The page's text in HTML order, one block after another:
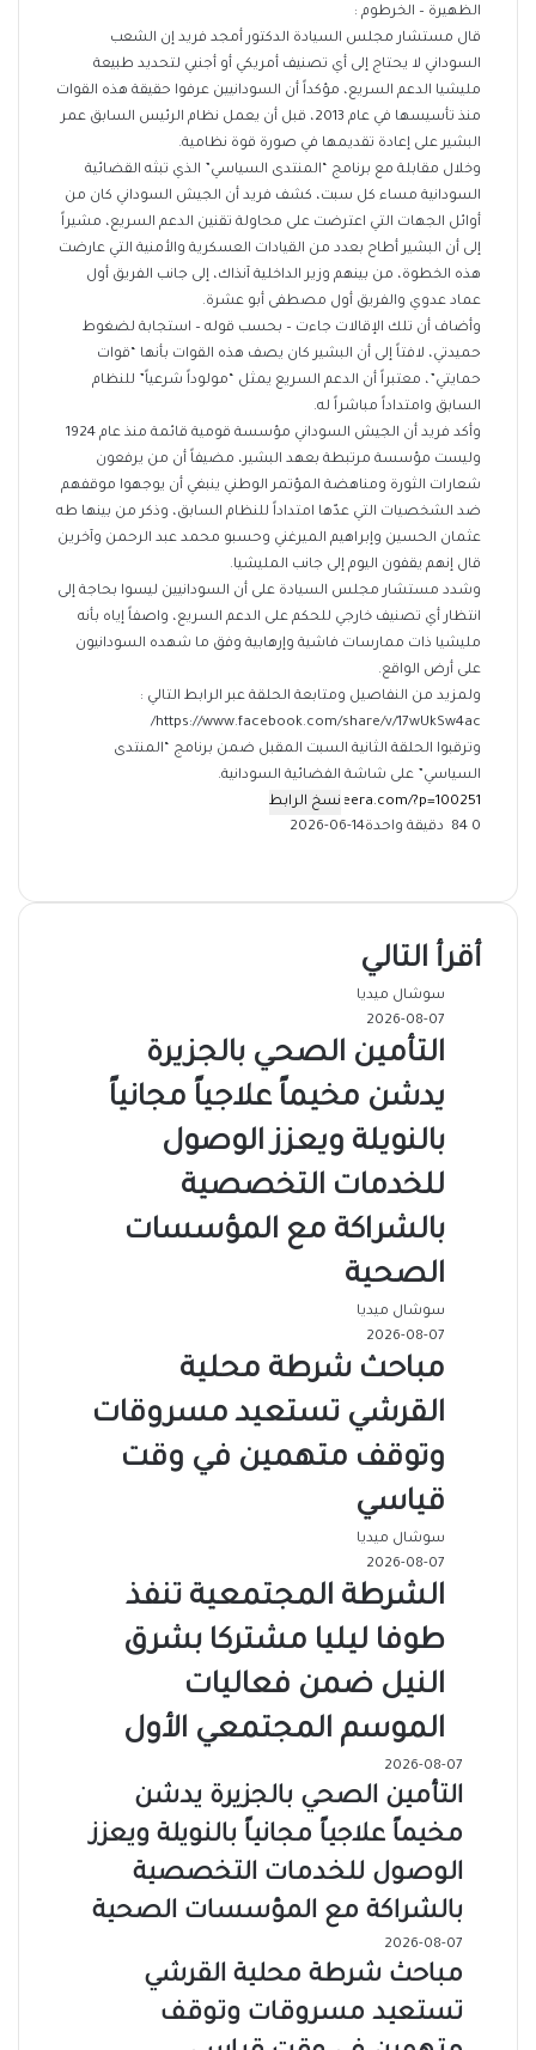
الظهيرة – الخرطوم :
قال مستشار مجلس السيادة الدكتور أمجد فريد إن الشعب
السوداني لا يحتاج إلى أي تصنيف أمريكي أو أجنبي لتحديد طبيعة
مليشيا الدعم السريع، مؤكداً أن السودانيين عرفوا حقيقة هذه القوات
منذ تأسيسها في عام 2013، قبل أن يعمل نظام الرئيس السابق عمر
البشير على إعادة تقديمها في صورة قوة نظامية.
وخلال مقابلة مع برنامج “المنتدى السياسي” الذي تبثه القضائية
السودانية مساء كل سبت، كشف فريد أن الجيش السوداني كان من
أوائل الجهات التي اعترضت على محاولة تقنين الدعم السريع، مشيراً
إلى أن البشير أطاح بعدد من القيادات العسكرية والأمنية التي عارضت
هذه الخطوة، من بينهم وزير الداخلية آنذاك، إلى جانب الفريق أول
عماد عدوي والفريق أول مصطفى أبو عشرة.
وأضاف أن تلك الإقالات جاءت – بحسب قوله – استجابة لضغوط
حميدتي، لافتاً إلى أن البشير كان يصف هذه القوات بأنها “قوات
حمايتي”، معتبراً أن الدعم السريع يمثل “مولوداً شرعياً” للنظام
السابق وامتداداً مباشراً له.
وأكد فريد أن الجيش السوداني مؤسسة قومية قائمة منذ عام 1924
وليست مؤسسة مرتبطة بعهد البشير، مضيفاً أن من يرفعون
شعارات الثورة ومناهضة المؤتمر الوطني ينبغي أن يوجهوا موقفهم
ضد الشخصيات التي عدّها امتداداً للنظام السابق، وذكر من بينها طه
عثمان الحسين وإبراهيم الميرغني وحسبو محمد عبد الرحمن وآخرين
قال إنهم يقفون اليوم إلى جانب المليشيا.
وشدد مستشار مجلس السيادة على أن السودانيين ليسوا بحاجة إلى
انتظار أي تصنيف خارجي للحكم على الدعم السريع، واصفاً إياه بأنه
مليشيا ذات ممارسات فاشية وإرهابية وفق ما شهده السودانيون
على أرض الواقع.
ولمزيد من النفاصيل ومتابعة الحلقة عبر الرابط التالي :
https://www.facebook.com/share/v/17wUkSw4ac/
وترقبوا الحلقة الثانية السبت المقبل ضمن برنامج “المنتدى
السياسي” على شاشة الفضائية السودانية.
نسخ الرابط
2026-06-14
0
دقيقة واحدة
البريد
أقرأ التالي
سوشال ميديا
2026-08-07
التأمين الصحي بالجزيرة
يدشن مخيماً علاجياً مجانياً
بالنويلة ويعزز الوصول
للخدمات التخصصية
بالشراكة مع المؤسسات
الصحية
سوشال ميديا
2026-08-07
مباحث شرطة محلية
القرشي تستعيد مسروقات
وتوقف متهمين في وقت
قياسي
سوشال ميديا
2026-08-07
الشرطة المجتمعية تنفذ
طوفا ليليا مشتركا بشرق
النيل ضمن فعاليات
الموسم المجتمعي الأول
2026-08-07
التأمين الصحي بالجزيرة يدشن
مخيماً علاجياً مجانياً بالنويلة ويعزز
الوصول للخدمات التخصصية
بالشراكة مع المؤسسات الصحية
2026-08-07
مباحث شرطة محلية القرشي
تستعيد مسروقات وتوقف